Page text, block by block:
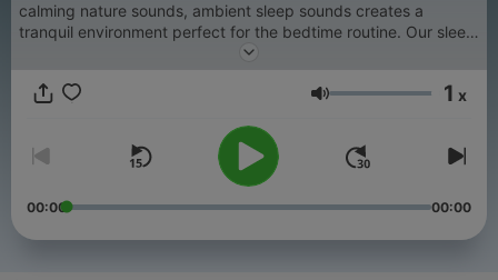
calming nature sounds, ambient sleep sounds creates a
tranquil environment perfect for the bedtime routine. Our sleep
podcast offers a wide selection of soothing sleep sounds,
unwind, quiet your mind, and achieve deep, restful sleep.
Volume 1 x
00:00 00:00